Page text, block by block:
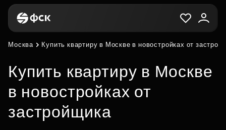
Москва Купить квартиру в Москве в новостройках от
Купить квартиру в Москве
в новостройках от
застройщика